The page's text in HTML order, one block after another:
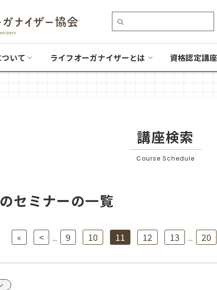
いて ライフオーガナイザーとは 資格認定講座
講座検索
Course Schedule
セミナーの一覧
« < ... 9 10 11 12 13 ... 20